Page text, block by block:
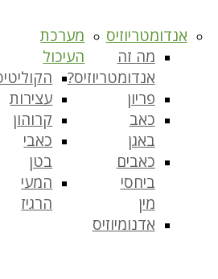
אנדומטריוזיס
מה זה
אנדומטריוזיס?
פריון
כאב
באגן
כאבים
ביחסי
מין
אדנומיוזיס
מערכת
העיכול
עצירות
קרוהון
כאבי
בטן
המעי
הרגיז